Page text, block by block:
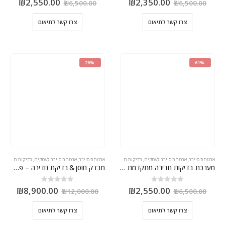
₪6,500.00
צרו קשר לתיאום
₪6,500.00
צרו קשר לתיאום
-61%
אבטחת סייבר,אבטחת סייבר לעסקים,בדיקות חדירה ומבדקי אבטחה ,בדיקות חוסן,בדיקת חדירה,מבדקי
מערכת בדיקות חדירה מתקדמת עם תקן ISO
₪6,500.00
₪2,550.00
צרו קשר לתיאום
-26%
אבטחת סייבר,אבטחת סייבר לעסקים,בדיקות חדירה ומבדקי אבטחה
מבדק חוסן & בדיקת חדירה – פתרון סייבר משולב עם טכנולוגיות פורצות דרך
₪12,000.00
₪8,900.00
צרו קשר לתיאום